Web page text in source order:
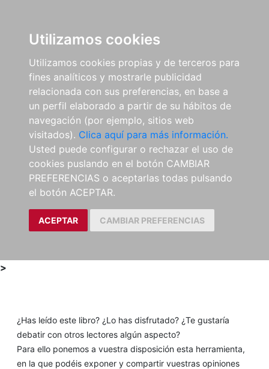
Utilizamos cookies
Utilizamos cookies propias y de terceros para
fines analíticos y mostrarle publicidad
relacionada con sus preferencias, en base a
un perfil elaborado a partir de su hábitos de
navegación (por ejemplo, sitios web
visitados). Clica aquí para más información.
Usted puede configurar o rechazar el uso de
cookies puslando en el botón CAMBIAR
PREFERENCIAS o aceptarlas todas pulsando
el botón ACEPTAR.
ACEPTAR CAMBIAR PREFERENCIAS
>
¿Has leído este libro? ¿Lo has disfrutado? ¿Te gustaría
debatir con otros lectores algún aspecto?
Para ello ponemos a vuestra disposición esta herramienta,
en la que podéis exponer y compartir vuestras opiniones